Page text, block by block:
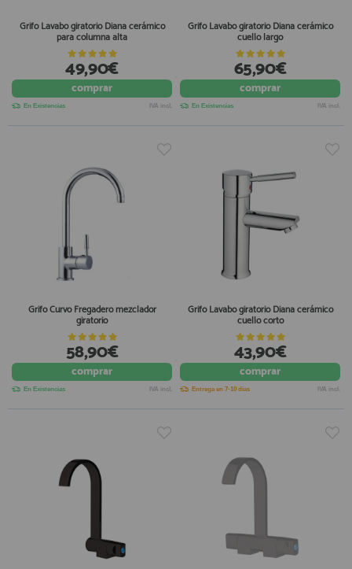
Grifo Lavabo giratorio Diana cerámico
para columna alta
49,90€
comprar
En Existencias IVA incl.
Grifo Lavabo giratorio Diana cerámico
cuello largo
65,90€
comprar
En Existencias IVA incl.
Grifo Curvo Fregadero mezclador
giratorio
58,90€
comprar
En Existencias IVA incl.
Grifo Lavabo giratorio Diana cerámico
cuello corto
43,90€
comprar
Entrega en 7-10 días IVA incl.